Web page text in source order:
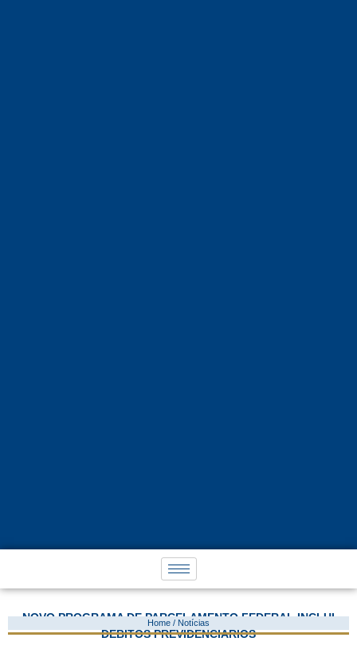
NOVO PROGRAMA DE PARCELAMENTO FEDERAL INCLUI
DÉBITOS PREVIDENCIÁRIOS
Home / Notícias